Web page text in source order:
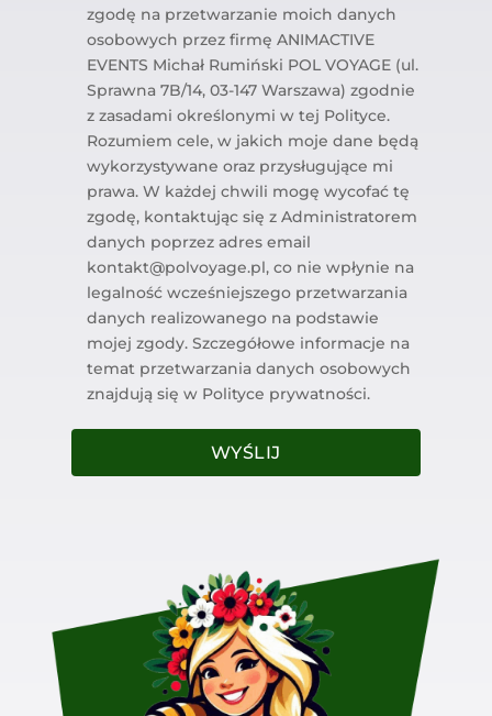
zgodę na przetwarzanie moich danych
osobowych przez firmę ANIMACTIVE
EVENTS Michał Rumiński POL VOYAGE (ul.
Sprawna 7B/14, 03-147 Warszawa) zgodnie
z zasadami określonymi w tej Polityce.
Rozumiem cele, w jakich moje dane będą
wykorzystywane oraz przysługujące mi
prawa. W każdej chwili mogę wycofać tę
zgodę, kontaktując się z Administratorem
danych poprzez adres email
kontakt@polvoyage.pl, co nie wpłynie na
legalność wcześniejszego przetwarzania
danych realizowanego na podstawie
mojej zgody. Szczegółowe informacje na
temat przetwarzania danych osobowych
znajdują się w Polityce prywatności.